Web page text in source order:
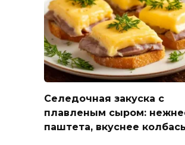
Селедочная закуска с
плавленым сыром:
паштета, вкуснее